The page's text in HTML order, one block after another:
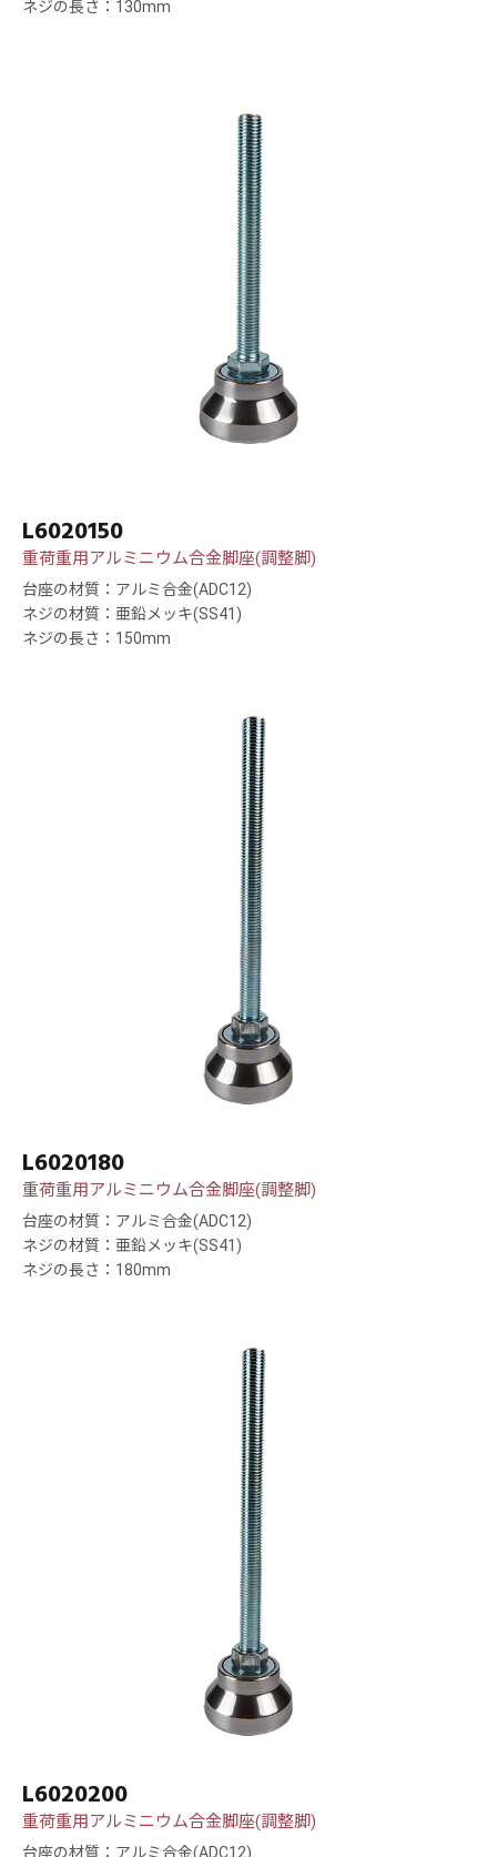
ネジの長さ：130mm
L6020150
重荷重用アルミニウム合金脚座(調整脚)
台座の材質：アルミ合金(ADC12)
ネジの材質：亜鉛メッキ(SS41)
ネジの長さ：150mm
L6020180
重荷重用アルミニウム合金脚座(調整脚)
台座の材質：アルミ合金(ADC12)
ネジの材質：亜鉛メッキ(SS41)
ネジの長さ：180mm
L6020200
重荷重用アルミニウム合金脚座(調整脚)
台座の材質：アルミ合金(ADC12)